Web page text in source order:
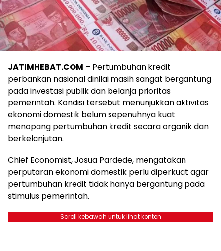
JATIMHEBAT.COM – Pertumbuhan kredit
perbankan nasional dinilai masih sangat bergantung
pada investasi publik dan belanja prioritas
pemerintah. Kondisi tersebut menunjukkan aktivitas
ekonomi domestik belum sepenuhnya kuat
menopang pertumbuhan kredit secara organik dan
berkelanjutan.
Chief Economist, Josua Pardede, mengatakan
perputaran ekonomi domestik perlu diperkuat agar
pertumbuhan kredit tidak hanya bergantung pada
stimulus pemerintah.
Scroll kebawah untuk lihat konten